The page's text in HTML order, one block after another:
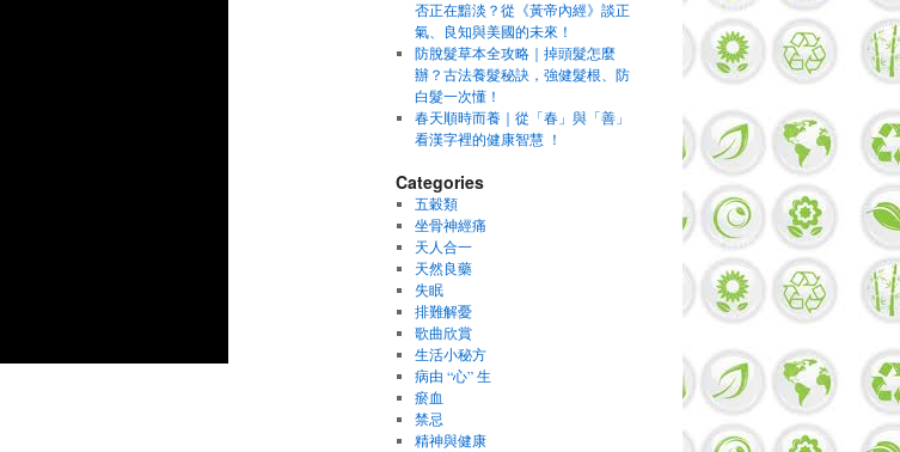
否正在黯淡？從《黃帝內經》談正
氣、良知與美國的未來！
防脫髮草本全攻略｜掉頭髮怎麼
辦？古法養髮秘訣，強健髮根、防
白髮一次懂！
春天順時而養｜從「春」與「善」
看漢字裡的健康智慧 ！
Categories
五穀類
坐骨神經痛
天人合一
天然良藥
失眠
排難解憂
歌曲欣賞
生活小秘方
病由 “心” 生
瘀血
禁忌
精神與健康